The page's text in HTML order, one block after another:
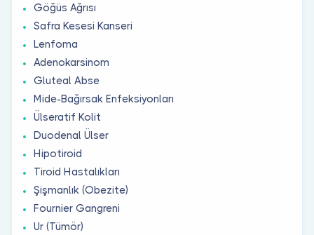
Göğüs Ağrısı
Safra Kesesi Kanseri
Lenfoma
Adenokarsinom
Gluteal Abse
Mide-Bağırsak Enfeksiyonları
Ülseratif Kolit
Duodenal Ülser
Hipotiroid
Tiroid Hastalıkları
Şişmanlık (Obezite)
Fournier Gangreni
Ur (Tümör)